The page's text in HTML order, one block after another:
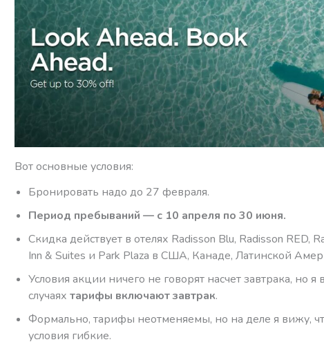
Вот основные условия:
Бронировать надо до 27 февраля.
Период пребываний — с 10 апреля по 30 июня.
Скидка действует в отелях Radisson Blu, Radisson RED,
Inn & Suites и Park Plaza в США, Канаде, Латинской
Условия акции ничего не говорят насчет завтрака, но
случаях тарифы включают завтрак.
Формально, тарифы неотменяемы, но на деле я вижу,
условия гибкие.